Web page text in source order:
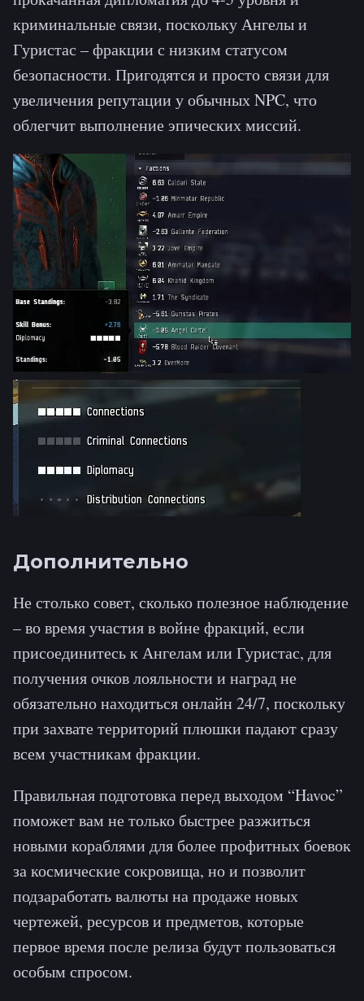
криминальные связи, поскольку Ангелы и
Гуристас – фракции с низким статусом
безопасности. Пригодятся и просто связи для
увеличения репутации у обычных NPC, что
облегчит выполнение эпических миссий.
Дополнительно
Не столько совет, сколько полезное наблюдение
– во время участия в войне фракций, если
присоединитесь к Ангелам или Гуристас, для
получения очков лояльности и наград не
обязательно находиться онлайн 24/7, поскольку
при захвате территорий плюшки падают сразу
всем участникам фракции.
Правильная подготовка перед выходом “Havoc”
поможет вам не только быстрее разжиться
новыми кораблями для более профитных боевок
за космические сокровища, но и позволит
подзаработать валюты на продаже новых
чертежей, ресурсов и предметов, которые
первое время после релиза будут пользоваться
особым спросом.